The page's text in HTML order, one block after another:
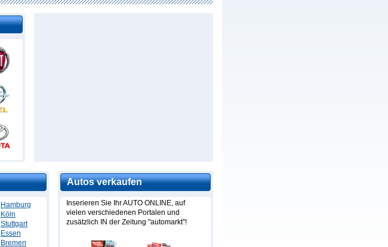
Hamburg
Köln
Stuttgart
Essen
Bremen
Autos verkaufen
Inserieren Sie Ihr AUTO ONLINE, auf
vielen verschiedenen Portalen und
zusätzlich IN der Zeitung "automarkt"!